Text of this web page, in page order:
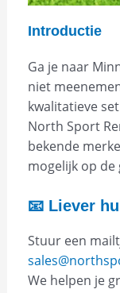
Introductie
Ga je naar
niet
kwalitatieve
North Sport
bekende
mogelijk op
📧 Liever
Stuur een
We helpen je